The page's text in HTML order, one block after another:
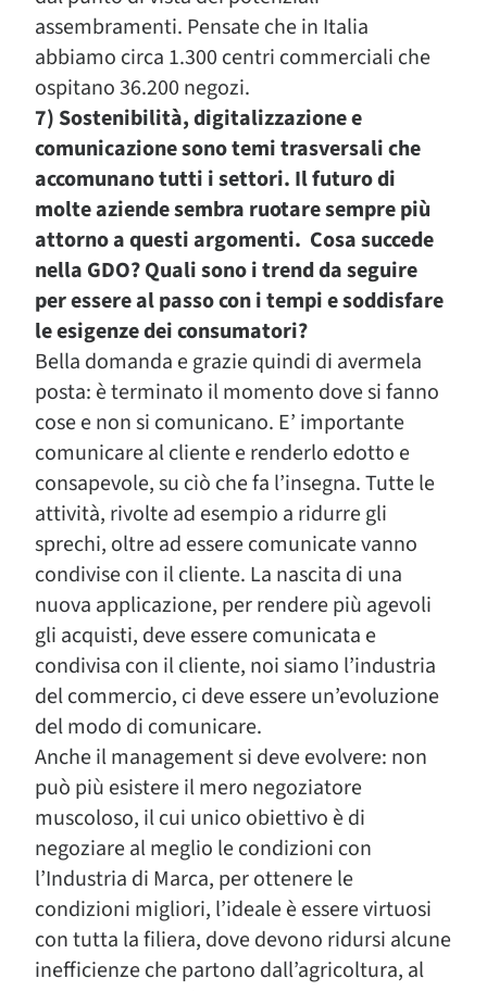
assembramenti. Pensate che in Italia
abbiamo circa 1.300 centri commerciali che
ospitano 36.200 negozi.
7) Sostenibilità, digitalizzazione e
comunicazione sono temi trasversali che
accomunano tutti i settori. Il futuro di
molte aziende sembra ruotare sempre più
attorno a questi argomenti. Cosa succede
nella GDO? Quali sono i trend da seguire
per essere al passo con i tempi e soddisfare
le esigenze dei consumatori?
Bella domanda e grazie quindi di avermela
posta: è terminato il momento dove si fanno
cose e non si comunicano. E’ importante
comunicare al cliente e renderlo edotto e
consapevole, su ciò che fa l’insegna. Tutte le
attività, rivolte ad esempio a ridurre gli
sprechi, oltre ad essere comunicate vanno
condivise con il cliente. La nascita di una
nuova applicazione, per rendere più agevoli
gli acquisti, deve essere comunicata e
condivisa con il cliente, noi siamo l’industria
del commercio, ci deve essere un’evoluzione
del modo di comunicare.
Anche il management si deve evolvere: non
può più esistere il mero negoziatore
muscoloso, il cui unico obiettivo è di
negoziare al meglio le condizioni con
l’Industria di Marca, per ottenere le
condizioni migliori, l’ideale è essere virtuosi
con tutta la filiera, dove devono ridursi alcune
inefficienze che partono dall’agricoltura, al